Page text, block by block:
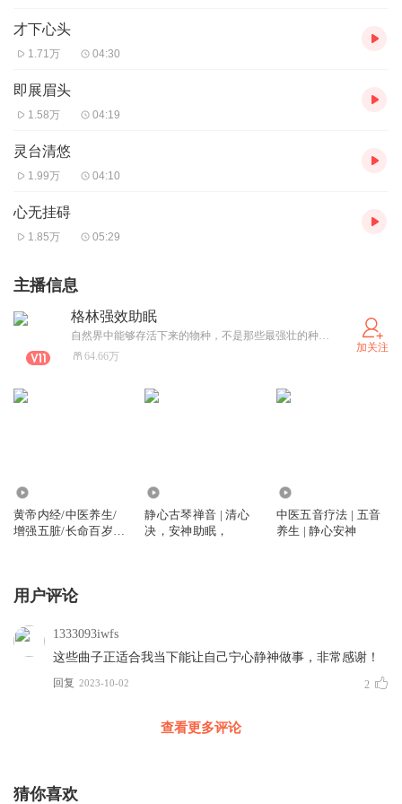
才下心头
1.71万 04:30
即展眉头
1.58万 04:19
灵台清悠
1.99万 04:10
心无挂碍
1.85万 05:29
主播信息
格林强效助眠
自然界中能够存活下来的物种，不是那些最强壮的种群，也不是那些智力最高的种群，而是那些对变化做出最积极反应的物种。杨松霖
64.66万
加关注
黄帝内经/中医养生/
增强五脏/长命百岁/
静心古琴禅音 | 清心
决，安神助眠，
中医五音疗法 | 五音
养生 | 静心安神
用户评论
1333093iwfs
这些曲子正适合我当下能让自己宁心静神做事，非常感谢！
回复 2023-10-02 2
查看更多评论
猜你喜欢